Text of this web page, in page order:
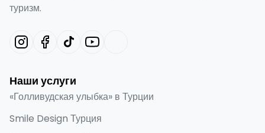
туризм.
Наши услуги
«Голливудская улыбка» в Турции
Smile Design Турция